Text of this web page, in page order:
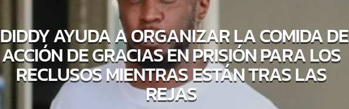
DIDDY AYUDA A ORGANIZAR LA COMIDA DE
ACCIÓN DE GRACIAS EN PRISIÓN PARA LOS
RECLUSOS MIENTRAS ESTÁN TRAS LAS
REJAS